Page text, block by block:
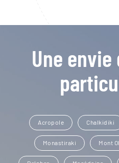
Une envie
Acropole Chalkidiki
Monastiraki Mont